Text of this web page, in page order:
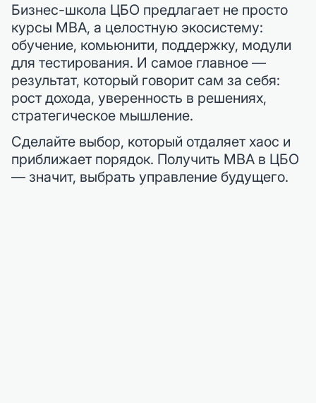
Бизнес-школа ЦБО предлагает не просто
курсы MBA, а целостную экосистему:
обучение, комьюнити, поддержку, модули
для тестирования. И самое главное —
результат, который говорит сам за себя:
рост дохода, уверенность в решениях,
стратегическое мышление.
Сделайте выбор, который отдаляет хаос и
приближает порядок. Получить MBA в ЦБО
— значит, выбрать управление будущего.